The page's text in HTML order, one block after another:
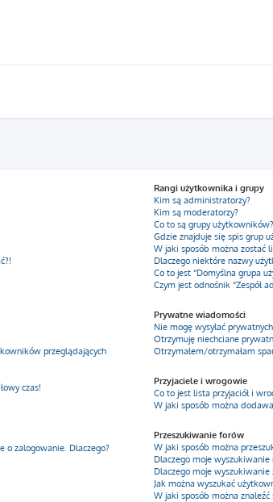
przeglądających
czas!
o zalogowanie. Dlaczego?
Rangi użytkownika i grupy
Kim są administratorzy?
Kim są moderatorzy?
Co to są grupy użytkowników?
Gdzie znajduje się spis grup
W jaki sposób można zostać
Dlaczego niektóre nazwy
Co to jest “Domyślna grupa
Czym jest odnośnik “Zespół
Prywatne wiadomości
Nie mogę wysyłać
Otrzymuję niechciane
Otrzymałem/otrzymałam
Przyjaciele i wrogowie
Co to jest lista przyjaciół i
W jaki sposób można
Przeszukiwanie forów
W jaki sposób można
Dlaczego moje
Dlaczego moje
Jak można wyszukać
W jaki sposób można